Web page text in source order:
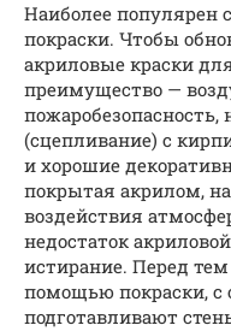
Наиболее популярен
покраски. Чтобы
акриловые краски
преимущество —
пожаробезопасность,
(сцепливание) с
и хорошие
покрытая акрилом,
воздействия
недостаток
истирание. Перед
помощью покраски, с
подготавливают